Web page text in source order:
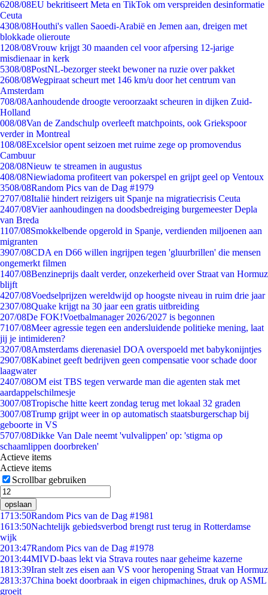
6208/08EU bekritiseert Meta en TikTok om verspreiden desinformatie
Ceuta
4308/08Houthi's vallen Saoedi-Arabië en Jemen aan, dreigen met
blokkade olieroute
1208/08Vrouw krijgt 30 maanden cel voor afpersing 12-jarige
misdienaar in kerk
5308/08PostNL-bezorger steekt bewoner na ruzie over pakket
2608/08Wegpiraat scheurt met 146 km/u door het centrum van
Amsterdam
708/08Aanhoudende droogte veroorzaakt scheuren in dijken Zuid-
Holland
008/08Van de Zandschulp overleeft matchpoints, ook Griekspoor
verder in Montreal
108/08Excelsior opent seizoen met ruime zege op promovendus
Cambuur
208/08Nieuw te streamen in augustus
408/08Niewiadoma profiteert van pokerspel en grijpt geel op Ventoux
3508/08Random Pics van de Dag #1979
2707/08Italië hindert reizigers uit Spanje na migratiecrisis Ceuta
2407/08Vier aanhoudingen na doodsbedreiging burgemeester Depla
van Breda
1107/08Smokkelbende opgerold in Spanje, verdienden miljoenen aan
migranten
3907/08CDA en D66 willen ingrijpen tegen 'gluurbrillen' die mensen
ongemerkt filmen
1407/08Benzineprijs daalt verder, onzekerheid over Straat van Hormuz
blijft
4207/08Voedselprijzen wereldwijd op hoogste niveau in ruim drie jaar
2307/08Quake krijgt na 30 jaar een gratis uitbreiding
207/08De FOK!Voetbalmanager 2026/2027 is begonnen
7107/08Meer agressie tegen een andersluidende politieke mening, laat
jij je intimideren?
3207/08Amsterdams dierenasiel DOA overspoeld met babykonijntjes
2907/08Kabinet geeft bedrijven geen compensatie voor schade door
laagwater
2407/08OM eist TBS tegen verwarde man die agenten stak met
aardappelschilmesje
3007/08Tropische hitte keert zondag terug met lokaal 32 graden
3007/08Trump grijpt weer in op automatisch staatsburgerschap bij
geboorte in VS
5707/08Dikke Van Dale neemt 'vulvalippen' op: 'stigma op
schaamlippen doorbreken'
Actieve items
Actieve items
Scrollbar gebruiken
opslaan
1713:50Random Pics van de Dag #1981
1613:50Nachtelijk gebiedsverbod brengt rust terug in Rotterdamse
wijk
2013:47Random Pics van de Dag #1978
2013:44MIVD-baas lekt via Strava routes naar geheime kazerne
1813:39Iran stelt zes eisen aan VS voor heropening Straat van Hormuz
2813:37China boekt doorbraak in eigen chipmachines, druk op ASML
groeit